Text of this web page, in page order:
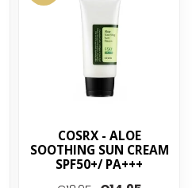
COSRX - ALOE
SOOTHING SUN CREAM
SPF50+/ PA+++